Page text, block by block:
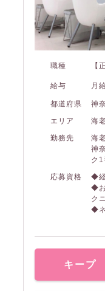
職種 【
給与 月
都道府県
神
エリア
海
勤務先
海
神
ク
応募資格
◆
◆
ク
◆
キープ